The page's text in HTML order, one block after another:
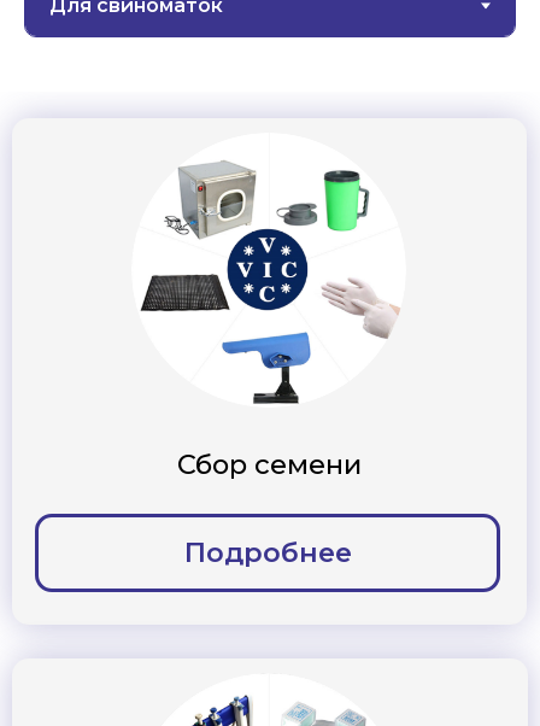
Фасовка семени
Разбавители семени
Подробнее